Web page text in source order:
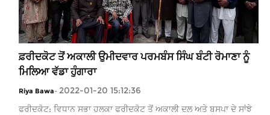
ਫ਼ਰੀਦਕੋਟ ਤੋਂ ਅਕਾਲੀ ਉਮੀਦਵਾਰ ਪਰਮਬੰਸ ਸਿੰਘ ਬੰਟੀ ਰੋਮਾਣਾ ਨੂੰ
ਮਿਲਿਆ ਵੱਡਾ ਹੁੰਗਾਰਾ
Riya Bawa- 2022-01-20 15:12:36
ਫਰੀਦਕੋਟ: ਵਿਧਾਨ ਸਭਾ ਹਲਕਾ ਫਰੀਦਕੋਟ ਤੋਂ ਅਕਾਲੀ ਦਲ ਅਤੇ ਬਸਪਾ ਦੇ ਸਾਂਝੇ